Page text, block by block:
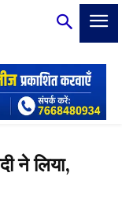
ने लिया,